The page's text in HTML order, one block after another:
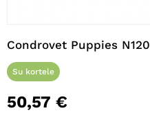
Condrovet Puppies N120
Su kortele
50,57 €